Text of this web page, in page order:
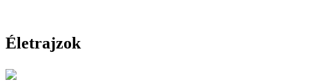
Életrajzok